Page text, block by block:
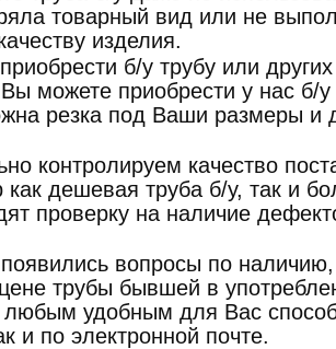
товарный вид или не
изделия.
б/у трубу или
можете приобрести у нас б/у
резка под Ваши размеры и
контролируем качество
дешевая труба б/у, так и
проверку на наличие
вопросы по наличию,
трубы бывшей в
удобным для Вас
и по электронной почте.